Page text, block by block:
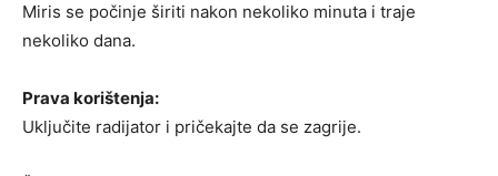
Miris se počinje širiti nakon nekoliko minuta i traje
nekoliko dana.
Prava korištenja:
Uključite radijator i pričekajte da se zagrije.